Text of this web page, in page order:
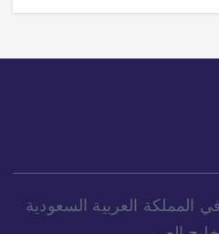
المملكة العربية السعودية